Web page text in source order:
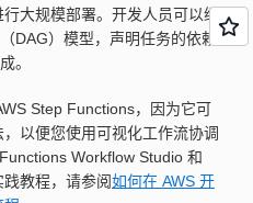
大规模部署。开发人员可以继
DAG）模型，声明任务的依赖
。
Step Functions，因为它可
以便您使用可视化工作流协调
Workflow Studio 和
教程，请参阅如何在 AWS 开